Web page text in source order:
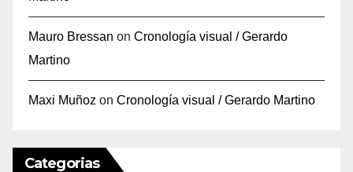
Mauro Bressan on Cronología visual / Gerardo
Martino
Maxi Muñoz on Cronología visual / Gerardo Martino
Categorias